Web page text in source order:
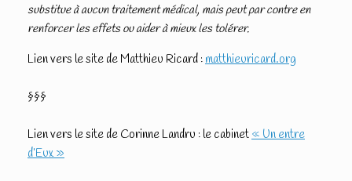
substitue à aucun traitement médical, mais peut par contre en
renforcer les effets ou aider à mieux les tolérer.
Lien vers lesite de Matthieu Ricard : matthieuricard.org
§§§
Lien vers le site de Corinne Landru : le cabinet « Un entre
d’Eux »